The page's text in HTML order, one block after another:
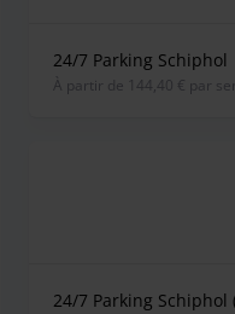
24/7 Parking Schiphol
À partir de 144,40 € par
24/7 Parking Schiphol